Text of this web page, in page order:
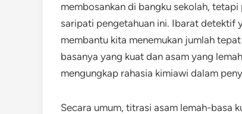
membosankan di bangku sekolah,
saripati pengetahuan ini. Ibarat detektif
membantu kita menemukan jumlah
basanya yang kuat dan asam yang
mengungkap rahasia kimiawi dalam
Secara umum, titrasi asam lemah-basa